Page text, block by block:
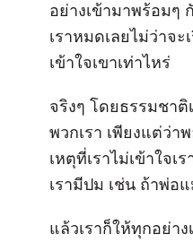
อย่างเข้ามาพร้อมๆ
เราหมดเลยไม่ว่าจ
เข้าใจเขาเท่าไหร่
จริงๆ โดยธรรมชาติ
พวกเรา เพียงแต่ว่า
เหตุที่เราไม่เข้าใจเ
เรามีปม เช่น ถ้าพ่อ
แล้วเราก็ให้ทุกอย่าง